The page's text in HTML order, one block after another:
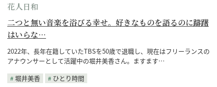
花人日和
二つと無い音楽を浴びる幸せ。好きなものを語るのに躊躇
はいらな…
2022年、長年在籍していたTBSを50歳で退職し、現在はフリーランスの
アナウンサーとして活躍中の堀井美香さん。ますます…
堀井美香
ひとり時間